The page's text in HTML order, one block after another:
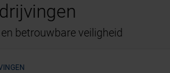
betrouwbare veiligheid